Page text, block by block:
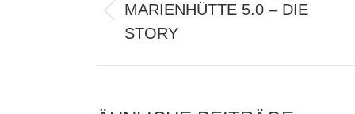
Vorheriger
Beitrag:
MARIENHÜTTE 5.0 – DIE
STORY